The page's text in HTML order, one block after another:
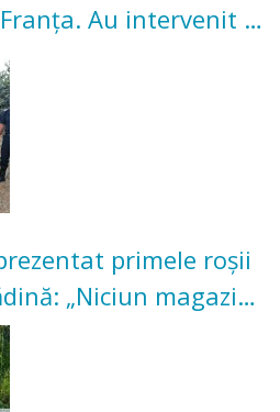
Au intervenit la
și pădure
primele roșii
„Niciun magazin
satisfacție”